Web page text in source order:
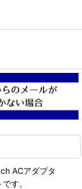
ACアダプタ
す。